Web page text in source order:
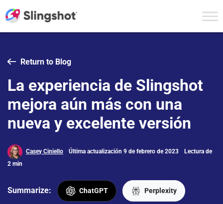
Return to Blog
La experiencia de Slingshot
mejora aún más con una
nueva y excelente versión
Casey Ciniello Última actualización 9 de febrero de 2023
Lectura de
2 min
Summarize: ChatGPT Perplexity